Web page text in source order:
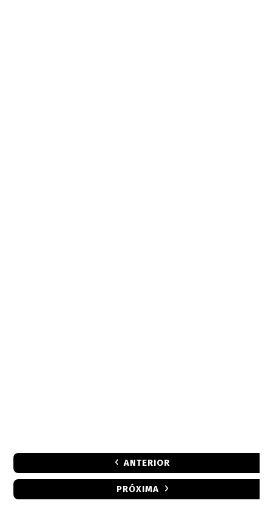
ANTERIOR
PRÓXIMA